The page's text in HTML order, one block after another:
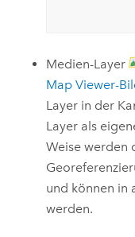
Medien-Layer
Map Viewer-
Layer in der
Layer als
Weise werden
und können in
werden.